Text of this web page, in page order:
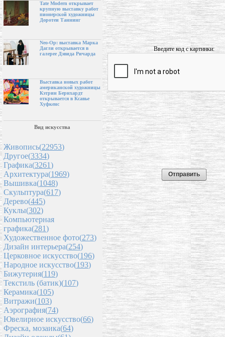
Tate Modern открывает
крупную выставку работ
пионерской художницы
Доротеи Таннинг
Neo-Op: выставка Марка
Дагли открывается в
галерее Дэвида Ричарда
Выставка новых работ
американской художницы
Кэтрин Бернхардт
открывается в Ксавье
Хуфкенс
Вид искусства
Живопись(22953)
Другое(3334)
Графика(3261)
Архитектура(1969)
Вышивка(1048)
Скульптура(617)
Дерево(445)
Куклы(302)
Компьютерная
графика(281)
Художественное фото(273)
Дизайн интерьера(254)
Церковное искусство(196)
Народное искусство(193)
Бижутерия(119)
Текстиль (батик)(107)
Керамика(105)
Витражи(103)
Аэрография(74)
Ювелирное искусство(66)
Фреска, мозаика(64)
Введите код с картинки: